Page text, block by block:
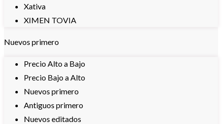
Xativa
XIMEN TOVIA
Nuevos primero
Precio Alto a Bajo
Precio Bajo a Alto
Nuevos primero
Antiguos primero
Nuevos editados